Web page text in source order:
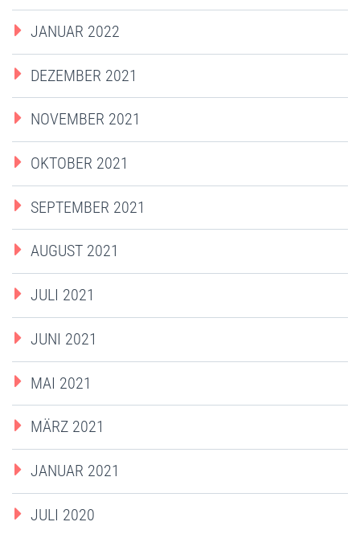
JANUAR 2022
DEZEMBER 2021
NOVEMBER 2021
OKTOBER 2021
SEPTEMBER 2021
AUGUST 2021
JULI 2021
JUNI 2021
MAI 2021
MÄRZ 2021
JANUAR 2021
JULI 2020